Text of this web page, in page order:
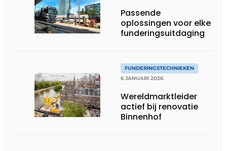
Passende
oplossingen voor elke
funderingsuitdaging
FUNDERINGSTECHNIEKEN
6 JANUARI 2026
​Wereldmarktleider
actief bij renovatie
Binnenhof